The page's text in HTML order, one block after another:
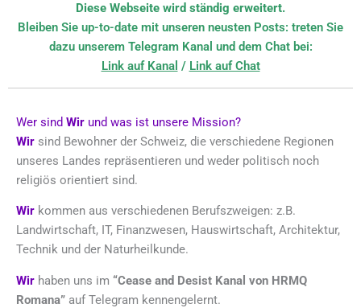
Diese Webseite wird ständig erweitert.
Bleiben Sie up-to-date mit unseren neusten Posts: treten Sie
dazu unserem Telegram Kanal und dem Chat bei:
Link auf Kanal / Link auf Chat
Wer sind Wir und was ist unsere Mission?
Wir sind Bewohner der Schweiz, die verschiedene Regionen
unseres Landes repräsentieren und weder politisch noch
religiös orientiert sind.
Wir kommen aus verschiedenen Berufszweigen: z.B.
Landwirtschaft, IT, Finanzwesen, Hauswirtschaft, Architektur,
Technik und der Naturheilkunde.
Wir haben uns im “Cease and Desist Kanal von HRMQ
Romana” auf Telegram kennengelernt.